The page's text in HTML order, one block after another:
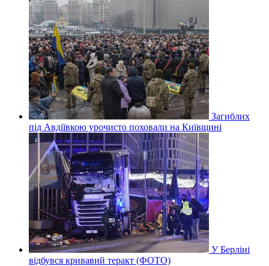
Загиблих
під Авдіївкою урочисто поховали на Київщині
У Берліні
відбувся кривавий теракт (ФОТО)